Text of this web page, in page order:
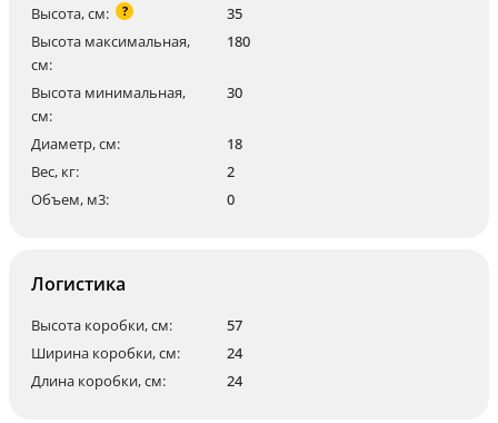
Высота, см: ?
35
Высота максимальная,
см:
180
Высота минимальная,
см:
30
Диаметр, см:
18
Вес, кг:
2
Объем, м3:
0
Логистика
Высота коробки, см:
57
Ширина коробки, см:
24
Длина коробки, см:
24